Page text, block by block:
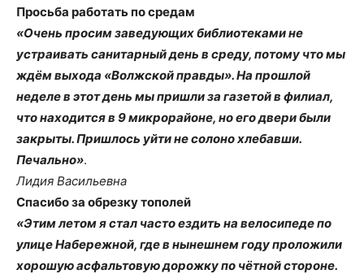
Просьба работать по средам
«Очень просим заведующих библиотеками не
устраивать санитарный день в среду, потому что мы
ждём выхода «Волжской правды». На прошлой
неделе в этот день мы пришли за газетой в филиал,
что находится в 9 микрорайоне, но его двери были
закрыты. Пришлось уйти не солоно хлебавши.
Печально».
Лидия Васильевна
Спасибо за обрезку тополей
«Этим летом я стал часто ездить на велосипеде по
улице Набережной, где в нынешнем году проложили
хорошую асфальтовую дорожку по чётной стороне.